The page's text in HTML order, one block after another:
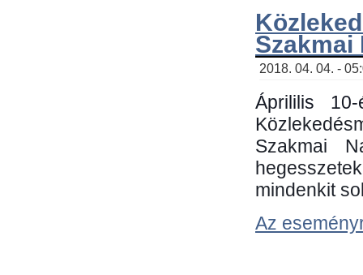
Szakmai
2018. 04. 04. -
Áprililis
Szakmai
mindenkit
Az